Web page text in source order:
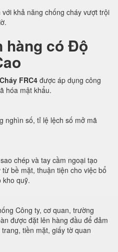
khả năng chống cháy vượt trội
hàng có Độ
FRC4 được áp dụng công
hóa mật khẩu.
nghìn số, tỉ lệ lệch số mở mã
chép và tay cầm ngoại tạo
bề mặt, thuận tiện cho việc bổ
kho quỹ.
Công ty, cơ quan, trường
được đặt lên hàng đầu để đảm
tiền mặt, giấy tờ quan